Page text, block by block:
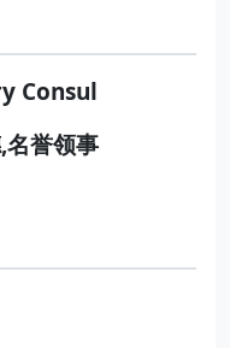
Consul
名誉领事